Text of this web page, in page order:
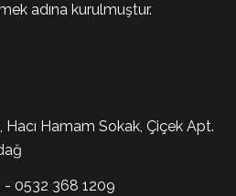
adına kurulmuştur.
Hacı Hamam Sokak, Çiçek Apt.
- 0532 368 1209